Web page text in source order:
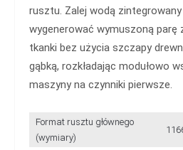
rusztu. Zalej wodą
wygenerować wymuszoną parę
tkanki bez użycia szczapy
gąbką, rozkładając modułowo
maszyny na czynniki pierwsze.
Format rusztu głównego
(wymiary)